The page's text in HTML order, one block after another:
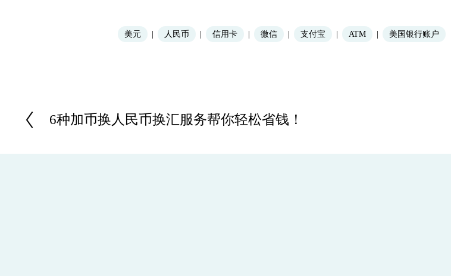
美元 人民币 信用卡 微信 支付宝 ATM 美国银行账户
P
6种加币换人民币换汇服务帮你轻松省钱！